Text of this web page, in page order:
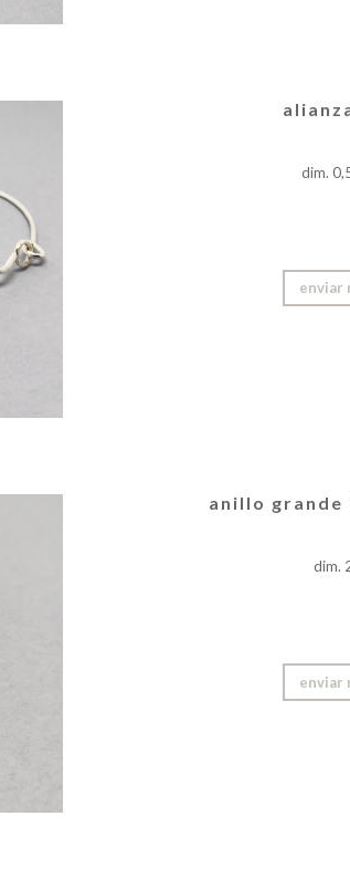
dim.
enviar
anillo grande
dim.
enviar